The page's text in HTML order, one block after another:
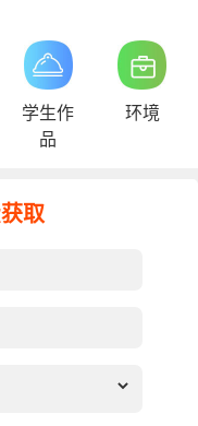
学生作
品
环境
取